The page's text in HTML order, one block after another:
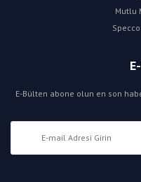
Mutlu
E-Bülten abone olun en son